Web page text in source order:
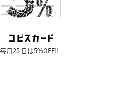
毎月25 日は5%OFF!!